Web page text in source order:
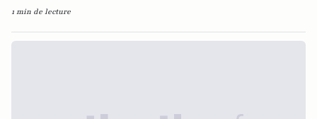
1 min de lecture